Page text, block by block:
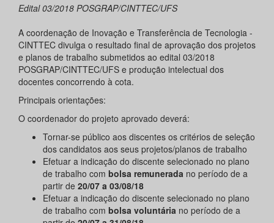
Edital 03/2018 POSGRAP/CINTTEC/UFS
A coordenação de Inovação e Transferência de Tecnologia -
CINTTEC divulga o resultado final de aprovação dos projetos
e planos de trabalho submetidos ao edital 03/2018
POSGRAP/CINTTEC/UFS e produção intelectual dos
docentes concorrendo à cota.
Principais orientações:
O coordenador do projeto aprovado deverá:
Tornar-se público aos discentes os critérios de seleção
dos candidatos aos seus projetos/planos de trabalho
Efetuar a indicação do discente selecionado no plano
de trabalho com bolsa remunerada no período de a
partir de 20/07 a 03/08/18
Efetuar a indicação do discente selecionado no plano
de trabalho com bolsa voluntária no período de a